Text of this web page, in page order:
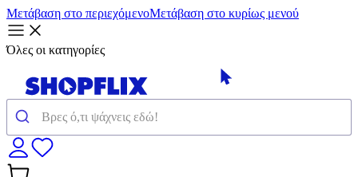
Μετάβαση στο περιεχόμενοΜετάβαση στο κυρίως μενού
Όλες οι κατηγορίες